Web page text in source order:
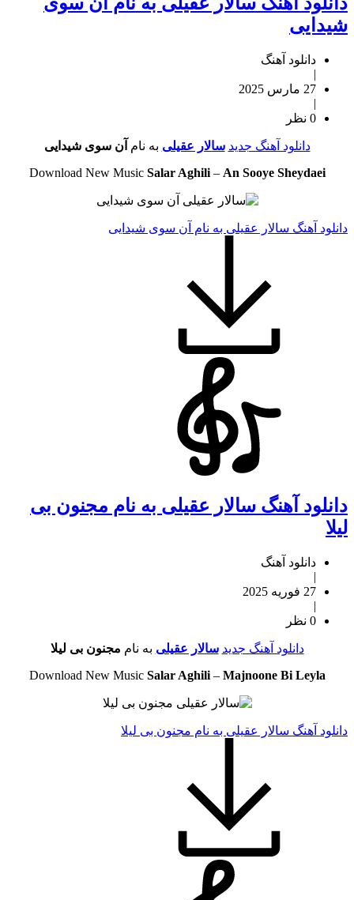
شیدایی
دانلود آهنگ
|
27 مارس 2025
|
0 نظر
دانلود آهنگ جدید سالار عقیلی به نام آن سوی شیدایی
Download New Music Salar Aghili– An Sooye Sheydaei
دانلود آهنگ سالار عقیلی به نام آن سوی شیدایی
دانلود آهنگ سالار عقیلی به نام مجنون بی
لیلا
دانلود آهنگ
|
27 فوریه 2025
|
0 نظر
دانلود آهنگ جدید سالار عقیلی به نام مجنون بی لیلا
Download New Music Salar Aghili– Majnoone Bi Leyla
دانلود آهنگ سالار عقیلی به نام مجنون بی لیلا